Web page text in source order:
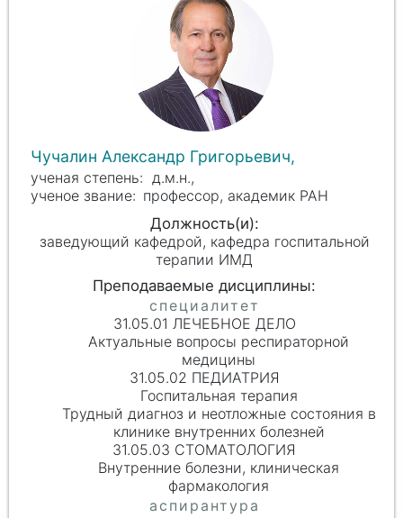
Чучалин Александр Григорьевич,
д.м.н.,
профессор, академик РАН
заведующий кафедрой, кафедра госпитальной
терапии ИМД
31.05.01 ЛЕЧЕБНОЕ ДЕЛО
Актуальные вопросы респираторной
медицины
31.05.02 ПЕДИАТРИЯ
Госпитальная терапия
Трудный диагноз и неотложные состояния в
клинике внутренних болезней
31.05.03 СТОМАТОЛОГИЯ
Внутренние болезни, клиническая
фармакология